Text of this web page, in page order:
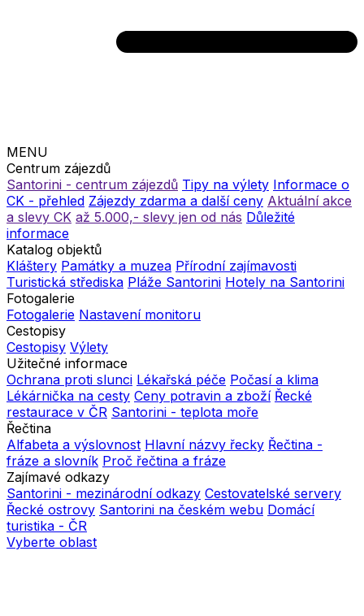
MENU
Centrum zájezdů
Santorini - centrum zájezdů Tipy na výlety Informace o
CK - přehled Zájezdy zdarma a další ceny Aktuální akce
a slevy CK až 5.000,- slevy jen od nás Důležité
informace
Katalog objektů
Kláštery Památky a muzea Přírodní zajímavosti
Turistická střediska Pláže Santorini Hotely na Santorini
Fotogalerie
Fotogalerie Nastavení monitoru
Cestopisy
Cestopisy Výlety
Užitečné informace
Ochrana proti slunci Lékařská péče Počasí a klima
Lékárnička na cesty Ceny potravin a zboží Řecké
restaurace v ČR Santorini - teplota moře
Řečtina
Alfabeta a výslovnost Hlavní názvy řecky Řečtina -
fráze a slovník Proč řečtina a fráze
Zajímavé odkazy
Santorini - mezinárodní odkazy Cestovatelské servery
Řecké ostrovy Santorini na českém webu Domácí
turistika - ČR
Vyberte oblast